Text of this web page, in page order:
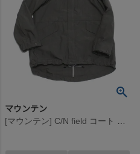
マウンテン
[マウンテン] C/N field コート チャコール